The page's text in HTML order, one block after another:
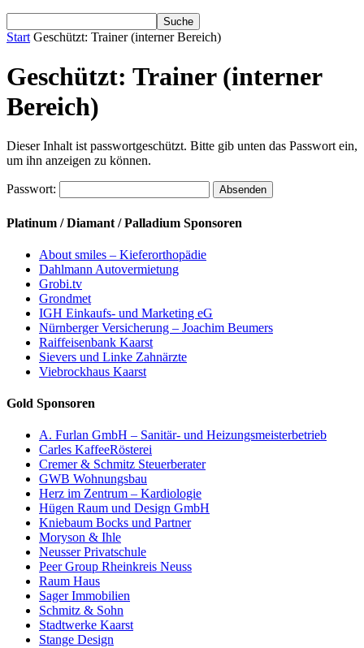
Start Geschützt: Trainer (interner Bereich)
Geschützt: Trainer (interner
Bereich)
Dieser Inhalt ist passwortgeschützt. Bitte gib unten das Passwort ein,
um ihn anzeigen zu können.
Passwort:
Platinum / Diamant / Palladium Sponsoren
About smiles – Kieferorthopädie
Dahlmann Autovermietung
Grobi.tv
Grondmet
IGH Einkaufs- und Marketing eG
Nürnberger Versicherung – Joachim Beumers
Raiffeisenbank Kaarst
Sievers und Linke Zahnärzte
Viebrockhaus Kaarst
Gold Sponsoren
A. Furlan GmbH – Sanitär- und Heizungsmeisterbetrieb
Carles KaffeeRösterei
Cremer & Schmitz Steuerberater
GWB Wohnungsbau
Herz im Zentrum – Kardiologie
Hügen Raum und Design GmbH
Kniebaum Bocks und Partner
Moryson & Ihle
Neusser Privatschule
Peer Group Rheinkreis Neuss
Raum Haus
Sager Immobilien
Schmitz & Sohn
Stadtwerke Kaarst
Stange Design